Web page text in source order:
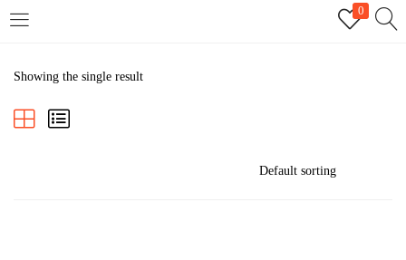
0
REGISTER
Showing the single result